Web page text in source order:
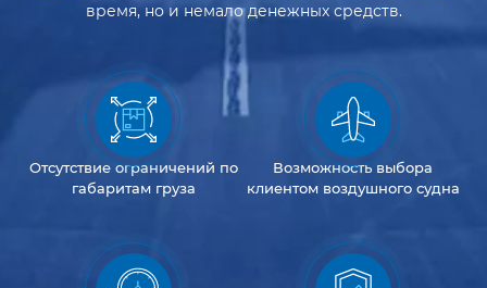
время, но и немало денежных средств.
Отсутствиеограничений по
габаритам груза
Возможность выбора
клиентом воздушного судна